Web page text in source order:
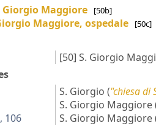
Maggiore [50b]
Maggiore, ospedale [50c]
[50] S. Giorgio
S. Giorgio ("chiesa di
S. Giorgio Maggiore
106
S. Giorgio Maggiore